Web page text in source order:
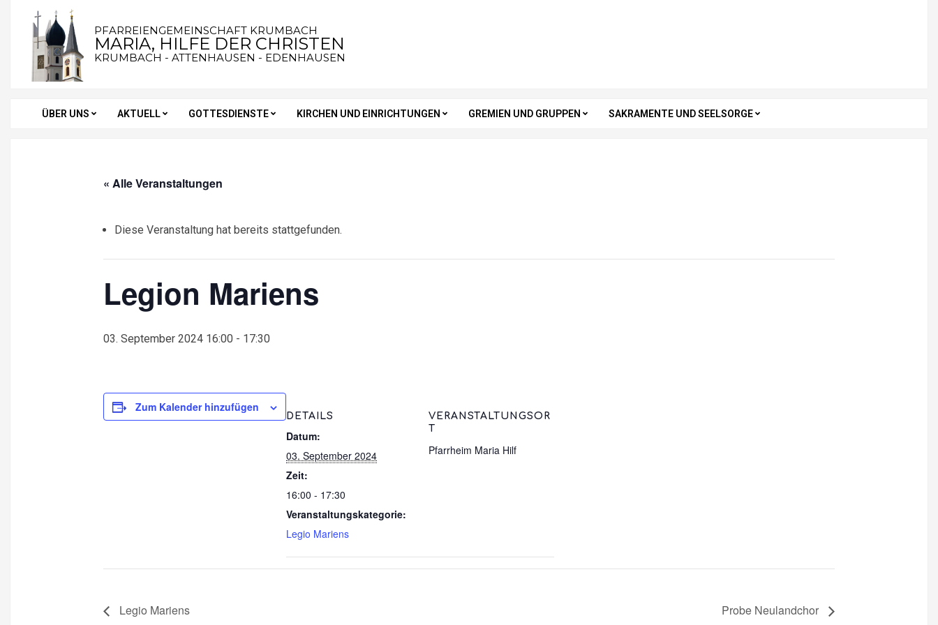
content
PFARREIENGEMEINSCHAFT KRUMBACH
MARIA, HILFE DER CHRISTEN
KRUMBACH - ATTENHAUSEN - EDENHAUSEN
Secondary
ÜBER UNS AKTUELL GOTTESDIENSTE KIRCHEN UND EINRICHTUNGEN GREMIEN UND GRUPPEN SAKRAMENTE UND SEELSORGE
« Alle Veranstaltungen
Diese Veranstaltung hat bereits stattgefunden.
Legion Mariens
03. September 2024 16:00 - 17:30
Zum Kalender hinzufügen
DETAILS
Datum:
03. September 2024
Zeit:
16:00 - 17:30
Veranstaltungskategorie:
Legio Mariens
VERANSTALTUNGSOR
T
Pfarrheim Maria Hilf
Legio Mariens Probe Neulandchor